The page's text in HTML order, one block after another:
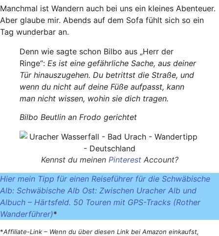
Manchmal ist Wandern auch bei uns ein kleines Abenteuer.
Aber glaube mir. Abends auf dem Sofa fühlt sich so ein
Tag wunderbar an.
Denn wie sagte schon Bilbo aus „Herr der
Ringe“: Es ist eine gefährliche Sache, aus deiner
Tür hinauszugehen. Du betrittst die Straße, und
wenn du nicht auf deine Füße aufpasst, kann
man nicht wissen, wohin sie dich tragen.
Bilbo Beutlin an Frodo gerichtet
Kennst du meinen Pinterest Account?
Hier mein Tipp für einen Reiseführer für die Schwäbische
Alb: Schwäbische Alb Ost: Zwischen Uracher Alb und
Albuch – Härtsfeld. 50 Touren mit GPS-Tracks (Rother
Wanderführer)*
*Affiliate-Link – Wenn du über diesen Link bei Amazon einkaufst,